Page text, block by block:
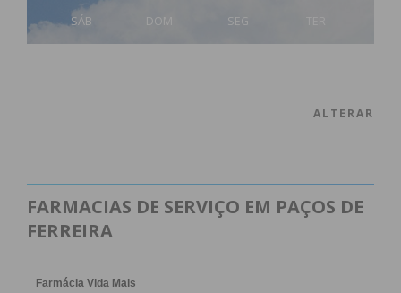
SÁB DOM SEG
ALTERAR
FARMACIAS DE SERVIÇO EM PAÇOS DE
FERREIRA